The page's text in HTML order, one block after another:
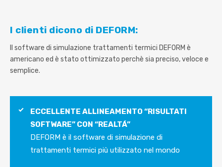
I clienti dicono di DEFORM:
Il software di simulazione trattamenti termici DEFORM è
americano ed è stato ottimizzato perchè sia preciso, veloce e
semplice.
ECCELLENTE ALLINEAMENTO “RISULTATI
SOFTWARE” CON “REALTÁ”
DEFORM è il software di simulazione di
trattamenti termici più utilizzato nel mondo